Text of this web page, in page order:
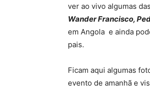
ver ao vivo algumas
Wander Francisco,
em Angola e ainda
pais.
Ficam aqui algumas
evento de amanhã e